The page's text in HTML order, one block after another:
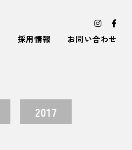
採用情報 お問い合わせ
2017